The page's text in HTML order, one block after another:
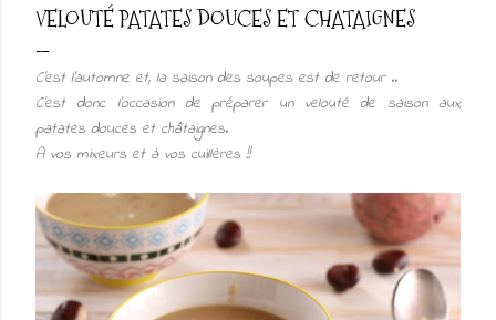
VELOUTÉ PATATES DOUCES ET CHATAIGNES
C'est l’automne et, la saison des soupes est de retour ..
C'est donc l’occasion de préparer un velouté de saison aux
patates douces et châtaignes.
A vos mixeurs et à vos cuillères !!